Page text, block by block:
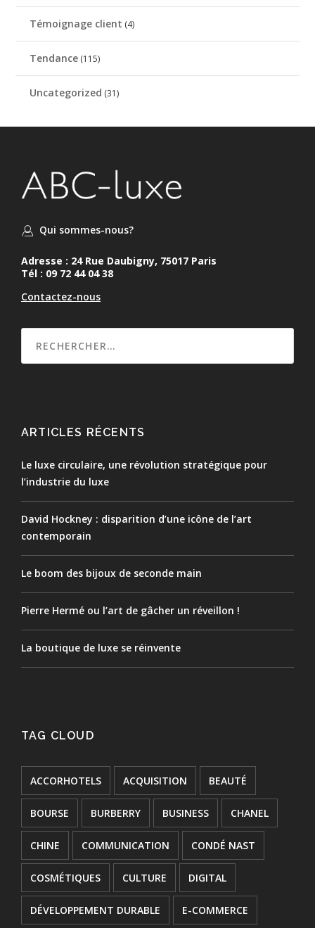
Témoignage client (4)
Tendance (115)
Uncategorized (31)
Qui sommes-nous?
Adresse : 24 Rue Daubigny, 75017 Paris
Tél : 09 72 44 04 38
Contactez-nous
ARTICLES RÉCENTS
Le luxe circulaire, une révolution stratégique pour
l’industrie du luxe
David Hockney : disparition d’une icône de l’art
contemporain
Le boom des bijoux de seconde main
Pierre Hermé ou l’art de gâcher un réveillon !
La boutique de luxe se réinvente
TAG CLOUD
ACCORHOTELS ACQUISITION BEAUTÉ
BOURSE BURBERRY BUSINESS CHANEL
CHINE COMMUNICATION CONDÉ NAST
COSMÉTIQUES CULTURE DIGITAL
DÉVELOPPEMENT DURABLE E-COMMERCE